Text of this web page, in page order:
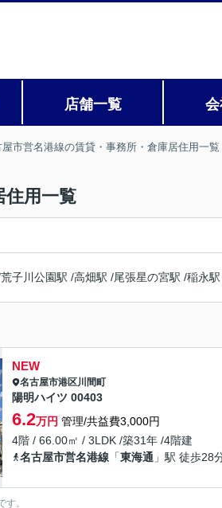
店舗一覧
屋市営名港線の賃貸・事務所・倉庫居住用一覧
住用一覧
荒子川公園駅 /高畑駅 /尾張星の宮駅 /稲永駅
NEW
名古屋市港区川間町
陽明ハイツ 00403
6.2万円 管理/共益費3,000円
4階 / 66.00㎡ / 3LDK /築31年 /4階建
名古屋市営名港線 「東海通 」駅 徒歩28
。